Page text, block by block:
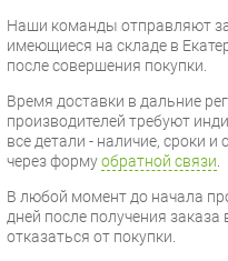
Наши команды отправляют
имеющиеся на складе в
после совершения покупки.
Время доставки в дальние
производителей требуют
все детали - наличие, сроки
через формуобратной связи
В любой момент до начала
дней после получения
отказаться от покупки.